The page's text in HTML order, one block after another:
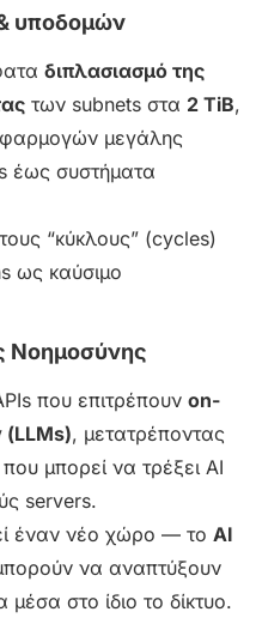
υποδομών
διπλασιασμό της
των subnets στα 2 TiB,
μεγάλης
έως συστήματα
“κύκλους” (cycles)
ως καύσιμο
Νοημοσύνης
που επιτρέπουν on-
(LLMs), μετατρέποντας
μπορεί να τρέξει AI
servers.
έναν νέο χώρο — το AI
να αναπτύξουν
στο ίδιο το δίκτυο.